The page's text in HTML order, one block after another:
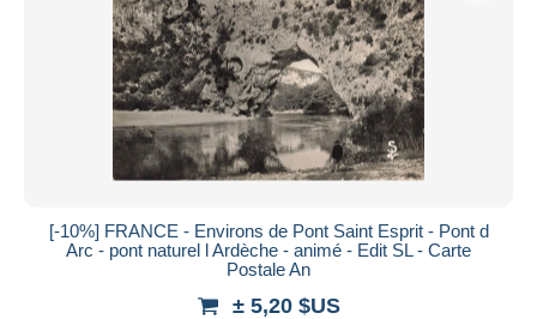
[-10%] FRANCE - Environs de Pont Saint Esprit - Pont d
Arc - pont naturel l Ardèche - animé - Edit SL - Carte
Postale An
± 5,20 $US